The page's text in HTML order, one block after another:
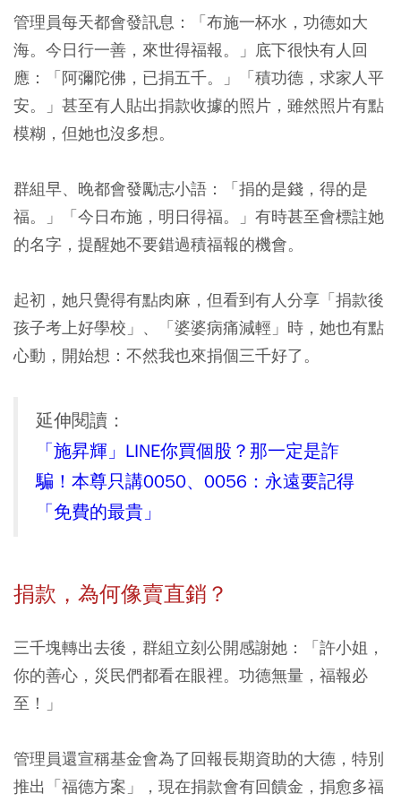
管理員每天都會發訊息：「布施一杯水，功德如大
海。今日行一善，來世得福報。」底下很快有人回
應：「阿彌陀佛，已捐五千。」「積功德，求家人平
安。」甚至有人貼出捐款收據的照片，雖然照片有點
模糊，但她也沒多想。
群組早、晚都會發勵志小語：「捐的是錢，得的是
福。」「今日布施，明日得福。」有時甚至會標註她
的名字，提醒她不要錯過積福報的機會。
起初，她只覺得有點肉麻，但看到有人分享「捐款後
孩子考上好學校」、「婆婆病痛減輕」時，她也有點
心動，開始想：不然我也來捐個三千好了。
延伸閱讀：
「施昇輝」LINE你買個股？那一定是詐
騙！本尊只講0050、0056：永遠要記得
「免費的最貴」
捐款，為何像賣直銷？
三千塊轉出去後，群組立刻公開感謝她：「許小姐，
你的善心，災民們都看在眼裡。功德無量，福報必
至！」
管理員還宣稱基金會為了回報長期資助的大德，特別
推出「福德方案」，現在捐款會有回饋金，捐愈多福